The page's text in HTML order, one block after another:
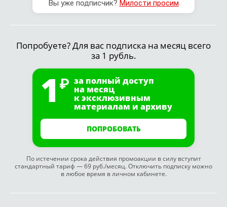
Вы уже подписчик? Милости просим
Попробуете? Для вас подписка на месяц всего
за 1 рубль.
1 за полный доступ
на месяц
к эксклюзивным
материалам и архиву
ПОПРОБОВАТЬ
По истечении срока действия промоакции в силу вступит
стандартный тариф — 69 руб./месяц. Отключить подписку можно
в любое время в личном кабинете.